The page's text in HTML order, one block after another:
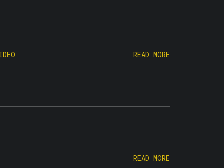
READ MORE
READ MORE